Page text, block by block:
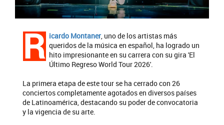
R icardo Montaner , uno de los artistas más
queridos de la música en español, ha logrado un
hito impresionante en su carrera con su gira 'El
Último Regreso World Tour 2026'.
La primera etapa de este tour se ha cerrado con 26
conciertos completamente agotados en diversos países
de Latinoamérica, destacando su poder de convocatoria
y la vigencia de su arte.